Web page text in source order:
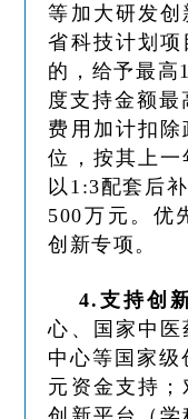
等加大研发
省科技计划项
的，给予最高
度支持金额最
费用加计扣
位，按其上一
以1:3配套后
500万元。优
创新专项。
4.支持创
心、国家中医
中心等国家级
元资金支持